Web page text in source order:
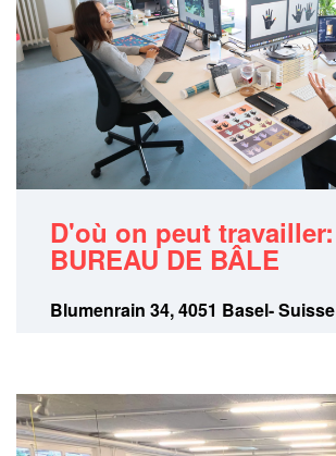
D'où on peut travailler:
BUREAU DE BÂLE
Blumenrain 34, 4051 Basel- Suisse